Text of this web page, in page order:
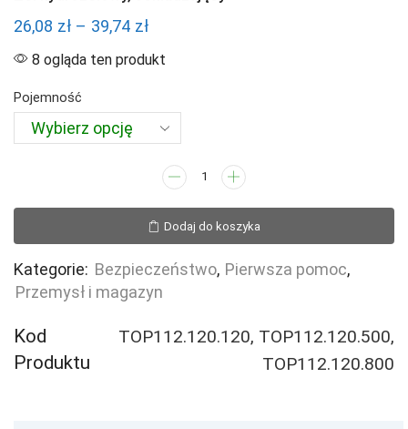
26,08 zł – 39,74 złZakres
cen:
do
8 ogląda ten produkt
Pojemność
ilość
hydrożelowy,
schładzający
Dodaj do koszyka
Kategorie: Bezpieczeństwo, Pierwsza pomoc,
Przemysł i magazyn
Kod
Produktu
TOP112.120.120, TOP112.120.500,
TOP112.120.800